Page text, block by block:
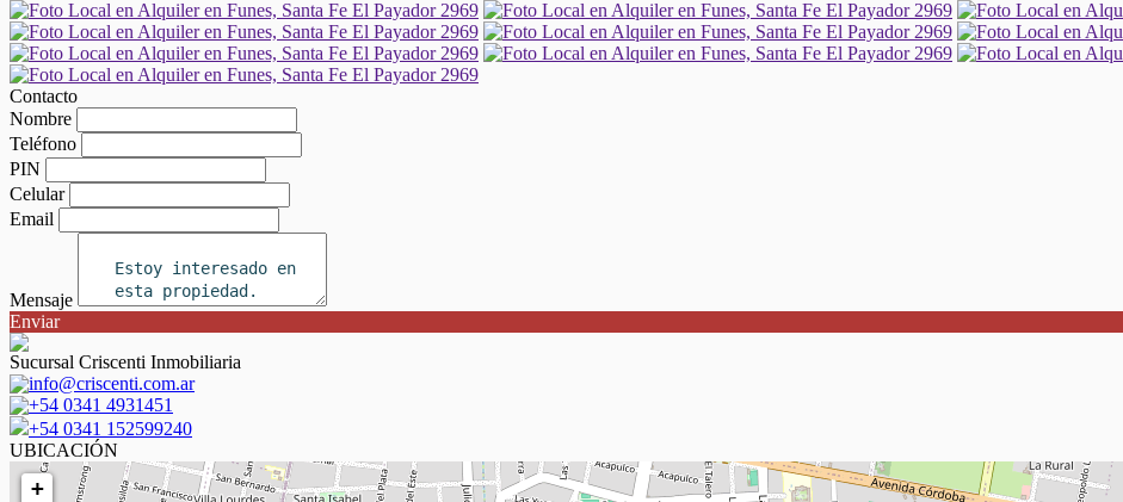
Contacto
Nombre
Teléfono
PIN
Celular
Email
Mensaje
Enviar
Sucursal Criscenti Inmobiliaria
info@criscenti.com.ar
+54 0341 4931451
+54 0341 152599240
UBICACIÓN
+